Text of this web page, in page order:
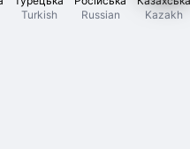
Turkish
Russian
Kazakh